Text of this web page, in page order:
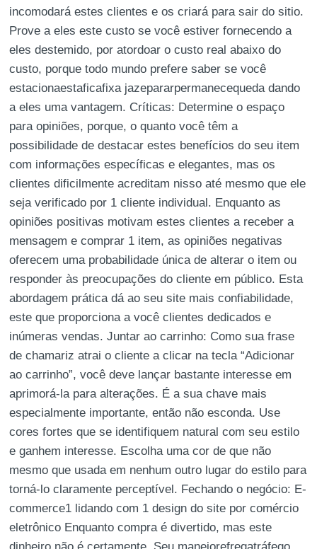
incomodará estes clientes e os criará para sair do sitio.
Prove a eles este custo se você estiver fornecendo a
eles destemido, por atordoar o custo real abaixo do
custo, porque todo mundo prefere saber se você
estacionaestaficafixa jazepararpermanecequeda dando
a eles uma vantagem. Críticas: Determine o espaço
para opiniões, porque, o quanto você têm a
possibilidade de destacar estes benefícios do seu item
com informações específicas e elegantes, mas os
clientes dificilmente acreditam nisso até mesmo que ele
seja verificado por 1 cliente individual. Enquanto as
opiniões positivas motivam estes clientes a receber a
mensagem e comprar 1 item, as opiniões negativas
oferecem uma probabilidade única de alterar o item ou
responder às preocupações do cliente em público. Esta
abordagem prática dá ao seu site mais confiabilidade,
este que proporciona a você clientes dedicados e
inúmeras vendas. Juntar ao carrinho: Como sua frase
de chamariz atrai o cliente a clicar na tecla “Adicionar
ao carrinho”, você deve lançar bastante interesse em
aprimorá-la para alterações. É a sua chave mais
especialmente importante, então não esconda. Use
cores fortes que se identifiquem natural com seu estilo
e ganhem interesse. Escolha uma cor de que não
mesmo que usada em nenhum outro lugar do estilo para
torná-lo claramente perceptível. Fechando o negócio: E-
commerce1 lidando com 1 design do site por comércio
eletrônico Enquanto compra é divertido, mas este